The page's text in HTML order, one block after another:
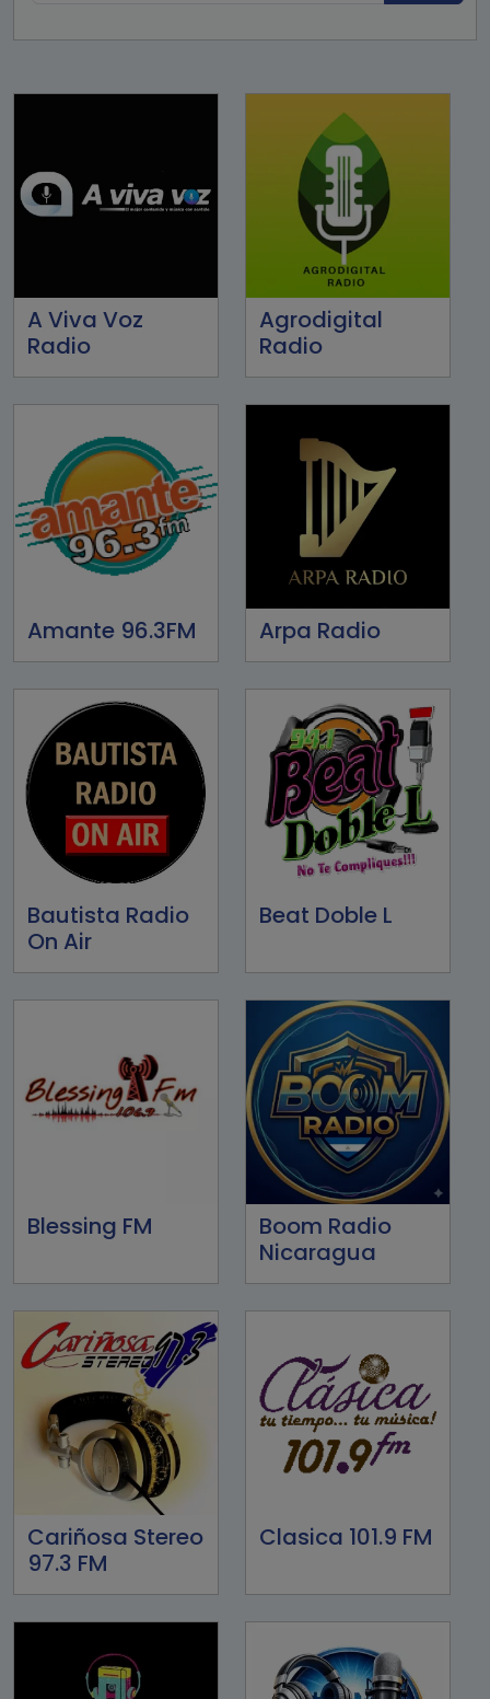
A Viva Voz
Radio
Agrodigital
Radio
Amante 96.3FM Arpa Radio
Bautista Radio
On Air
Beat Doble L
Blessing FM
Boom Radio
Nicaragua
Cariñosa Stereo
97.3 FM
Clasica 101.9 FM